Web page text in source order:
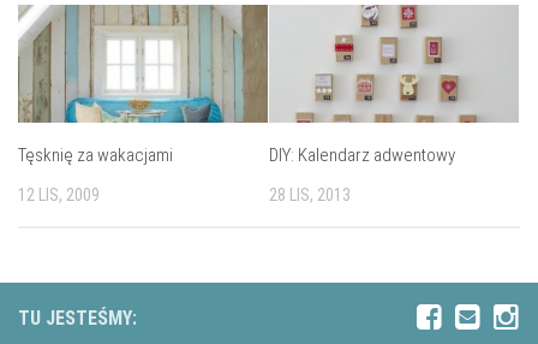
Tęsknię za wakacjami
12 LIS, 2009
DIY: Kalendarz adwentowy
28 LIS, 2013
TU JESTEŚMY: